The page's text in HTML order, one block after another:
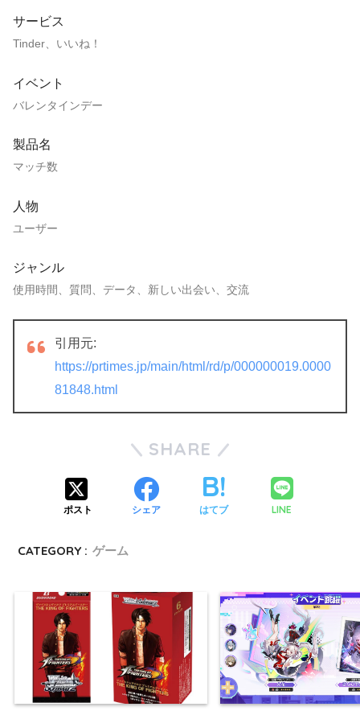
サービス
Tinder、いいね！
イベント
バレンタインデー
製品名
マッチ数
人物
ユーザー
ジャンル
使用時間、質問、データ、新しい出会い、交流
引用元:
https://prtimes.jp/main/html/rd/p/000000019.0000
81848.html
SHARE
ポスト シェア はてブ LINE
CATEGORY : ゲーム